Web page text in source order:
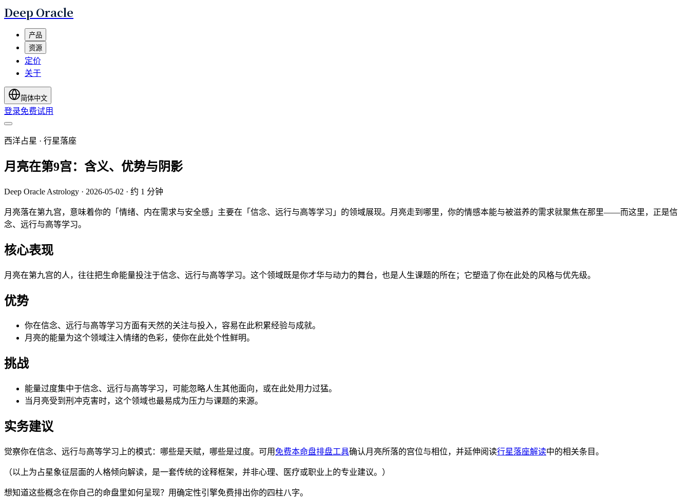
Deep Oracle
产品
资源
定价
关于
简体中文
登录免费试用
西洋占星 · 行星落座
月亮在第9宫：含义、优势与阴影
Deep Oracle Astrology · 2026-05-02 · 约 1 分钟
月亮落在第九宫，意味着你的「情绪、内在需求与安全感」主要在「信念、远行与高等学习」的领域展现。月亮走到哪里，你的情感本能与被滋养的需求就聚焦在那里——而这里，正是信
念、远行与高等学习。
核心表现
月亮在第九宫的人，往往把生命能量投注于信念、远行与高等学习。这个领域既是你才华与动力的舞台，也是人生课题的所在；它塑造了你在此处的风格与优先级。
优势
你在信念、远行与高等学习方面有天然的关注与投入，容易在此积累经验与成就。
月亮的能量为这个领域注入情绪的色彩，使你在此处个性鲜明。
挑战
能量过度集中于信念、远行与高等学习，可能忽略人生其他面向，或在此处用力过猛。
当月亮受到刑冲克害时，这个领域也最易成为压力与课题的来源。
实务建议
觉察你在信念、远行与高等学习上的模式：哪些是天赋，哪些是过度。可用 免费本命盘排盘工具确认月亮所落的宫位与相位，并延伸阅读行星落座解读中的相关条目。
（以上为占星象征层面的人格倾向解读，是一套传统的诠释框架，并非心理、医疗或职业上的专业建议。）
想知道这些概念在你自己的命盘里如何呈现？用确定性引擎免费排出你的四柱八字。